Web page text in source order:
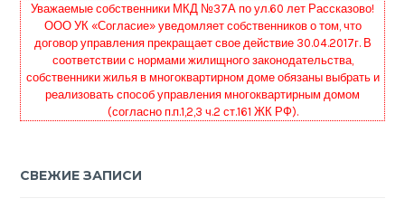
Уважаемые собственники МКД №37А по ул.60 лет Рассказово!
ООО УК «Согласие» уведомляет собственников о том, что
договор управления прекращает свое действие 30.04.2017г. В
соответствии с нормами жилищного законодательства,
собственники жилья в многоквартирном доме обязаны выбрать и
реализовать способ управления многоквартирным домом
(согласно п.п.1,2,3 ч.2 ст.161 ЖК РФ).
СВЕЖИЕ ЗАПИСИ